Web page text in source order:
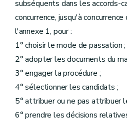
subséquents dans les accords-
concurrence, jusqu'à
l'annexe 1, pour :
1° choisir le mode de passation ;
2° adopter les documents du
3° engager la procédure ;
4° sélectionner les candidats ;
5° attribuer ou ne pas attribuer
6° prendre les décisions